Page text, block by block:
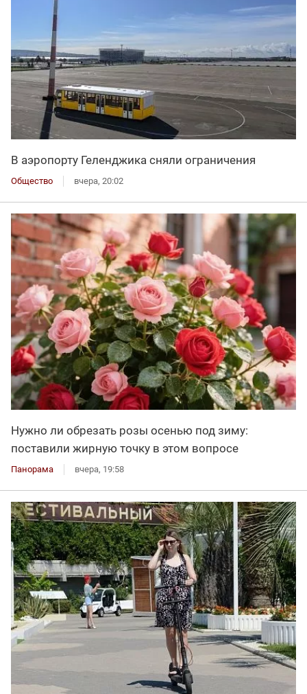
В аэропорту Геленджика сняли ограничения
Общество вчера, 20:02
Нужно ли обрезать розы осенью под зиму:
поставили жирную точку в этом вопросе
Панорама вчера, 19:58